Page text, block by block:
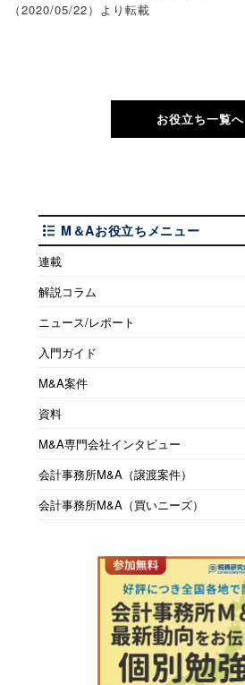
（2020/05/22）より転載
お役立ち一覧へ
M＆Aお役立ちメニュー
連載
解説コラム
ニュース/レポート
入門ガイド
M&A案件
資料
M&A専門会社インタビュー
会計事務所M&A（譲渡案件）
会計事務所M&A（買いニーズ）